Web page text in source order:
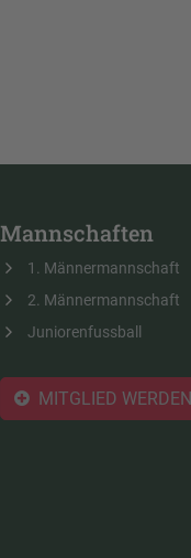
Mannschaften
1. Männermannschaft
2. Männermannschaft
Juniorenfussball
MITGLIED WERDEN